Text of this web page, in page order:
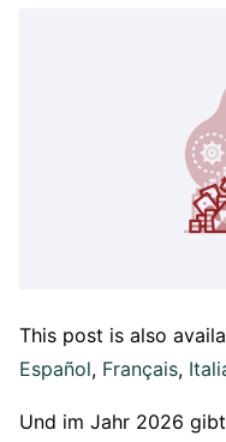
This post is also
Español Français
Und im Jahr 2026